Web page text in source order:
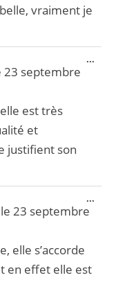
vraiment je
23 septembre
est très
et
justifient son
...
23 septembre
elle s’accorde
en effet elle est
...